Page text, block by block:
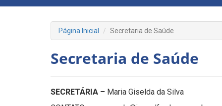
Página Inicial Secretaria de Saúde
Secretaria de Saúde
SECRETÁRIA – Maria Giselda da Silva